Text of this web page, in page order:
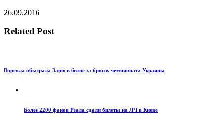
26.09.2016
Related Post
Ворскла обыграла Зарю в битве за бронзу чемпионата Украины
Более 2200 фанов Реала сдали билеты на ЛЧ в Киеве